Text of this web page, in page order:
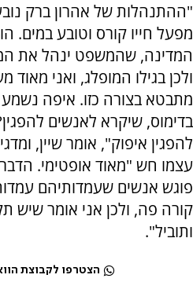
"ההתנהלות של אהרון ברק
מפעל חייו קורס וטובע במים.
המדינה, שהמשפט ינהל את
ולכן בגילו המופלג, ואני מאוד
מתבטא בצורה כזו. איפה נשמע
בדימוס, שיקרא לאנשים
להפגין איפוק", אומר שיין,
עצמו חש "מאוד אופטימי.
פוגש אנשים שעמדותיהם
קורה פה, ולכן אני אומר שיש
ותוביל".
הצטרפו לקבוצת